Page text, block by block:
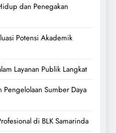
dan Penegakan
Potensi Akademik
Layanan Publik Langkat
Pengelolaan Sumber Daya
di BLK Samarinda